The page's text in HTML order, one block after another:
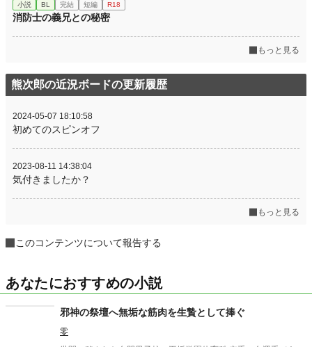
小説 BL 完結 短編 R18
消防士の義兄との秘密
もっと見る
熊次郎の近況ボードの更新履歴
2024-05-07 18:10:58
初めてのスピンオフ
2023-08-11 14:38:04
気付きましたか？
もっと見る
このコンテンツについて報告する
あなたにおすすめの小説
邪神の祭壇へ無垢な筋肉を生贄として捧ぐ
零